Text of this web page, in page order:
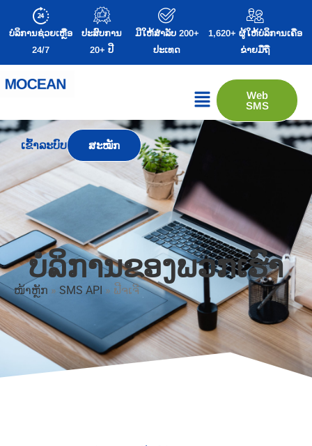
ບໍລິການຊ່ວຍເຫຼືອ
24/7
ປະສົບການ
20+ ປີ
ມີໃຫ້ສໍາລັບ 200+
ປະເທດ
1,620+ ຜູ້ໃຫ້ບໍລິການເຄືອ
ຂ່າຍມືຖື
Web
SMS
ເຂົ້າລະບົບ ສະໝັກ
ບໍລິການຂອງພວກເຮົາ
ໜ້າຫຼັກ » SMS API » ຟີຈເຈີ